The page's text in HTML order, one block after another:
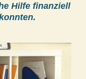
Hilfe finanziell